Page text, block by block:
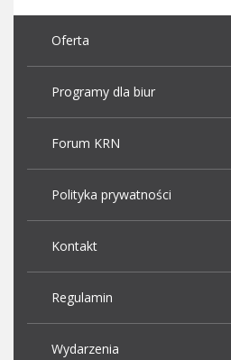
Oferta
Programy dla biur
Forum KRN
Polityka prywatności
Kontakt
Regulamin
Wydarzenia